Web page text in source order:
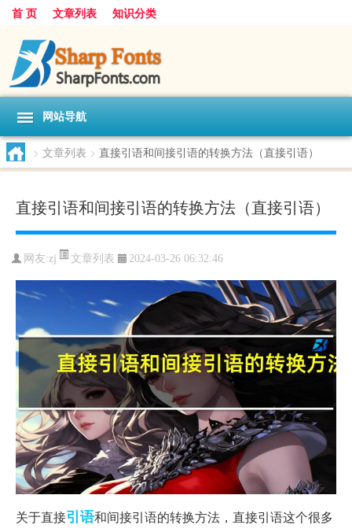
首 页 文章列表 知识分类
网站导航
> 文章列表 > 直接引语和间接引语的转换方法（直接引语）
直接引语和间接引语的转换方法（直接引语）
网友:zj 文章列表 2024-03-26 06:32:46
关于直接引语和间接引语的转换方法，直接引语这个很多